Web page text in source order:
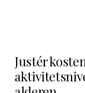
Justér